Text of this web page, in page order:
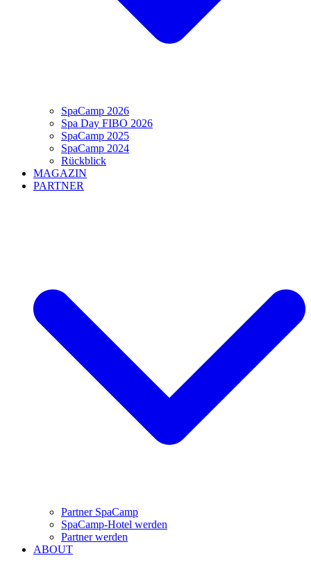
SpaCamp 2026
Spa Day FIBO 2026
SpaCamp 2025
SpaCamp 2024
Rückblick
MAGAZIN
PARTNER
Partner SpaCamp
SpaCamp-Hotel werden
Partner werden
ABOUT